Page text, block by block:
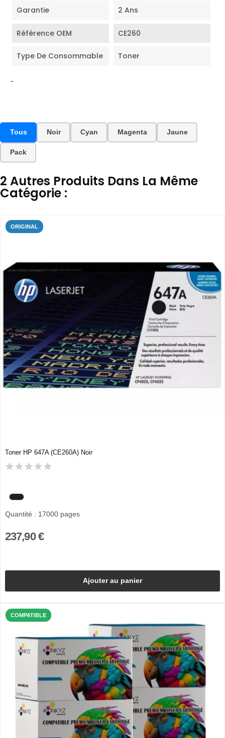
Garantie 2 Ans
Référence OEM CE260
Type De Consommable Toner
-
Tous Noir Cyan Magenta Jaune
Pack
2 Autres Produits Dans La Même
Catégorie :
ORIGINAL
Toner HP 647A (CE260A) Noir
Quantité : 17000 pages
237,90 €
Ajouter au panier
COMPATIBLE